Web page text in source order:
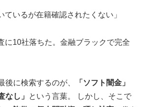
ているが在籍確認されたくない」
に10社落ちた。金融ブラックで完全
後に検索するのが、
「ソフト闇金」
なし」
という言葉。 しかし、そこで